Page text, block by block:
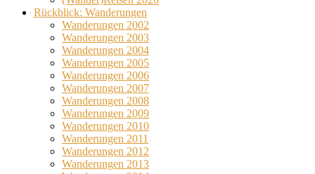
Rückblick: Wanderungen
Wanderungen 2002
Wanderungen 2003
Wanderungen 2004
Wanderungen 2005
Wanderungen 2006
Wanderungen 2007
Wanderungen 2008
Wanderungen 2009
Wanderungen 2010
Wanderungen 2011
Wanderungen 2012
Wanderungen 2013